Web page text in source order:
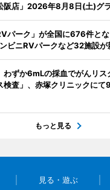
阪店」2026年8月8日(土)グ
パーク」が全国に676件と
ビニRVパークなど32施設が
わずか6mLの採血でがんリス
検査」、赤塚クリニックにて
もっと見る
見る・遊ぶ